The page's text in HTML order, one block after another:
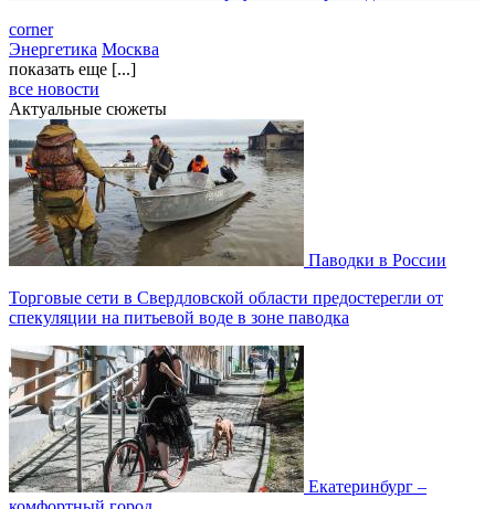
corner
Энергетика Москва
показать еще [...]
все новости
Актуальные сюжеты
Паводки в России
Торговые сети в Свердловской области предостерегли от
спекуляции на питьевой воде в зоне паводка
Екатеринбург –